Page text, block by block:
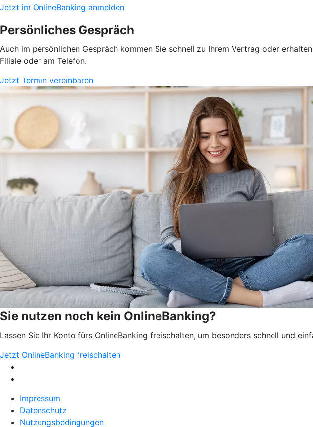
Jetzt im OnlineBanking anmelden
Persönliches Gespräch
Auch im persönlichen Gespräch kommen Sie schnell zu Ihrem Vertrag oder
Filiale oder am Telefon.
Jetzt Termin vereinbaren
Sie nutzen noch kein OnlineBanking?
Lassen Sie Ihr Konto fürs OnlineBanking freischalten, um besonders schnell und
Jetzt OnlineBanking freischalten
Impressum
Datenschutz
Nutzungsbedingungen